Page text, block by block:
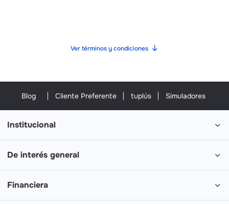
Ver términos y condiciones
Blog Cliente Preferente tuplús Simuladores
Institucional
De interés general
Financiera